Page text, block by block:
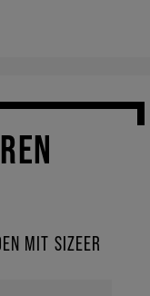
MIT SIZEER